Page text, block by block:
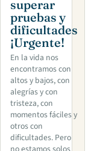
superar
pruebas y
dificultades
¡Urgente!
En la vida nos
encontramos con
altos y bajos, con
alegrías y con
tristeza, con
momentos fáciles y
otros con
dificultades. Pero